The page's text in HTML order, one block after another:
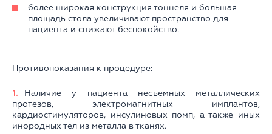
более широкая конструкция тоннеля и большая
площадь стола увеличивают пространство для
пациента и снижают беспокойство.
Противопоказания к процедуре:
Наличие у пациента несъемных металлических
протезов, электромагнитных имплантов,
кардиостимуляторов, инсулиновых помп, а также иных
инородных тел из металла в тканях.